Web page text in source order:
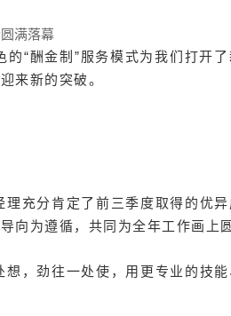
“酬金制”服务模式为我们打开了
来新的突破。
充分肯定了前三季度取得的优
向为遵循，共同为全年工作画上
，劲往一处使，用更专业的技